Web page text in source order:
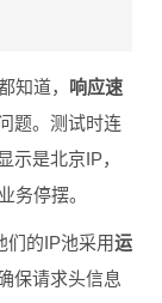
知道， 响应速
题。测试时连
示是北京IP，
务停摆。
们的IP池采用运
保请求头信息